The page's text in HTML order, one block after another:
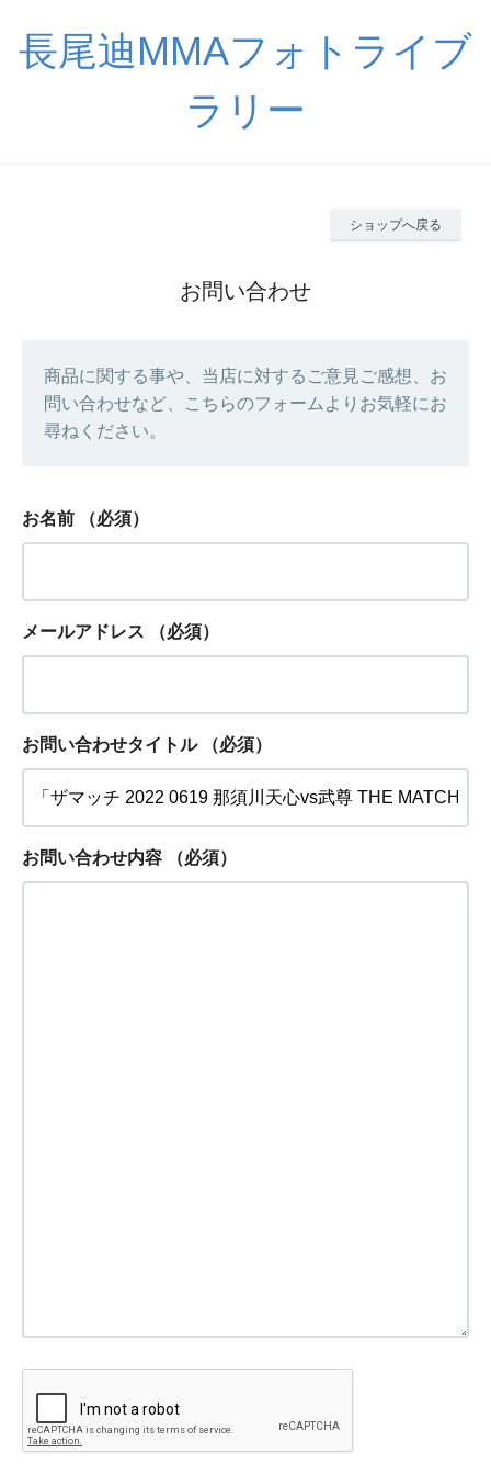
長尾迪MMAフォトライブ
ラリー
ショップへ戻る
お問い合わせ
商品に関する事や、当店に対するご意見ご感想、お
問い合わせなど、こちらのフォームよりお気軽にお
尋ねください。
お名前 （必須）
メールアドレス （必須）
お問い合わせタイトル （必須）
お問い合わせ内容 （必須）